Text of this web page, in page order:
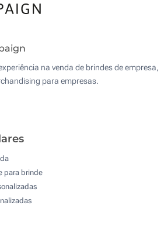
na venda de brindes de empresa,
para empresas.
para brinde